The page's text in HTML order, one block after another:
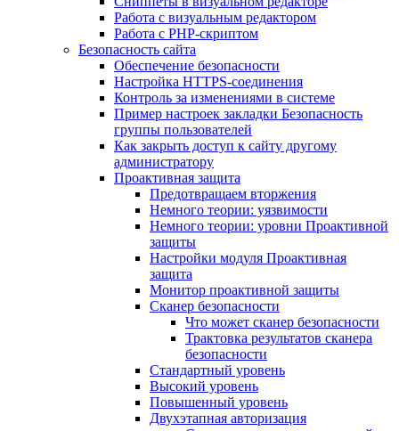
Работа с визуальным редактором
Работа с PHP-скриптом
Безопасность сайта
Обеспечение безопасности
Настройка HTTPS-соединения
Контроль за изменениями в системе
Пример настроек закладки Безопасность
группы пользователей
Как закрыть доступ к сайту другому
администратору
Проактивная защита
Предотвращаем вторжения
Немного теории: уязвимости
Немного теории: уровни Проактивной
защиты
Настройки модуля Проактивная
защита
Монитор проактивной защиты
Сканер безопасности
Что может сканер безопасности
Трактовка результатов сканера
безопасности
Стандартный уровень
Высокий уровень
Повышенный уровень
Двухэтапная авторизация